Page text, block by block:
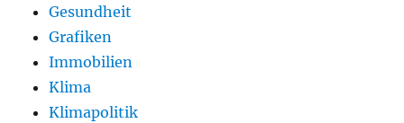
Gesundheit
Grafiken
Immobilien
Klima
Klimapolitik